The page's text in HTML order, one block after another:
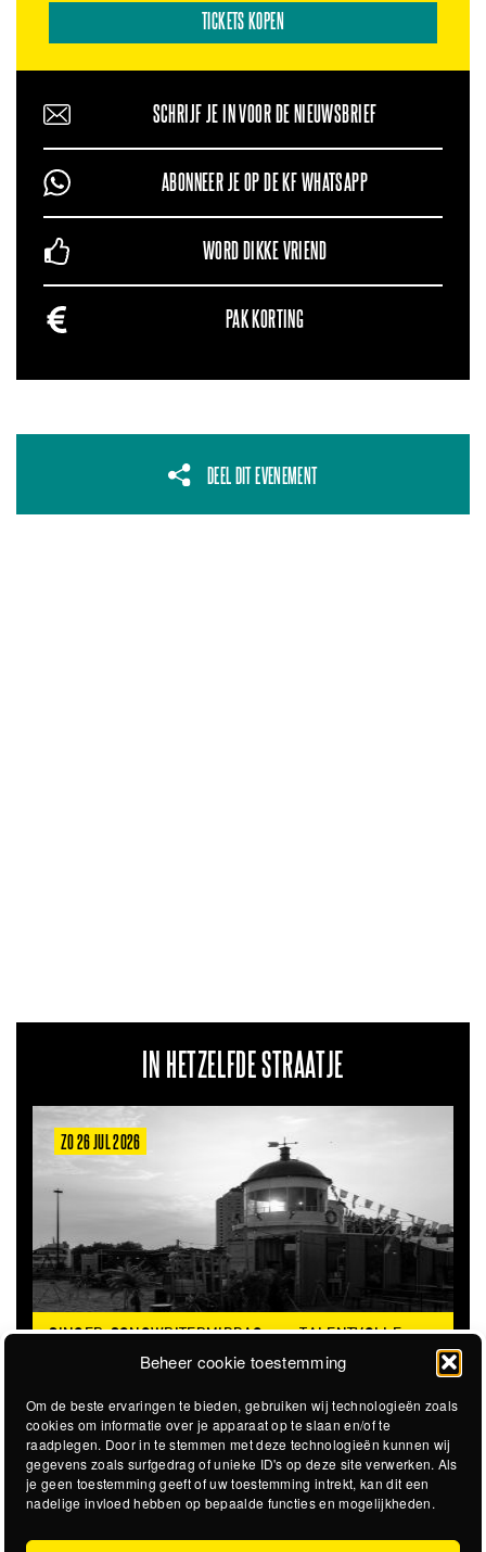
Beheer cookie toestemming
Om de beste ervaringen te bieden, gebruiken wij technologieën zoals
cookies om informatie over je apparaat op te slaan en/of te
raadplegen. Door in te stemmen met deze technologieën kunnen wij
gegevens zoals surfgedrag of unieke ID's op deze site verwerken. Als
je geen toestemming geeft of uw toestemming intrekt, kan dit een
nadelige invloed hebben op bepaalde functies en mogelijkheden.
TICKETS KOPEN
SCHRIJF JE IN VOOR DE NIEUWSBRIEF
ABONNEER JE OP DE KF WHATSAPP
WORD DIKKE VRIEND
PAK KORTING
DEEL DIT EVENEMENT
IN HETZELFDE STRAATJE
ZO 26 JUL 2026
SINGER-SONGWRITERMIDDAG
@STADSSTRAND
TALENTVOLLE
SINGER/SONGWRITERS